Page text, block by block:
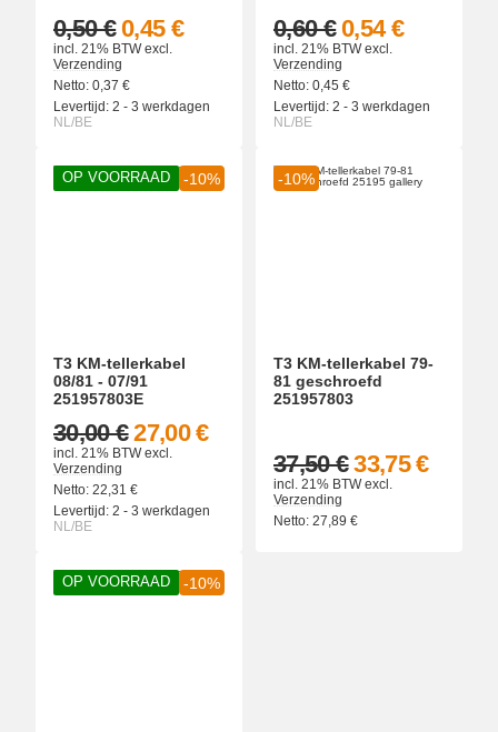
0,45 €
0,50 €
incl. 21% BTWexcl.
Verzending
Netto: 0,37 €
Levertijd: 2 - 3 werkdagen
NL/BE
0,54 €
0,60 €
incl. 21% BTWexcl.
Verzending
Netto: 0,45 €
Levertijd: 2 - 3 werkdagen
NL/BE
OP VOORRAAD -10%
T3 KM-tellerkabel
08/81 - 07/91
251957803E
27,00 €
30,00 €
incl. 21% BTWexcl.
Verzending
Netto: 22,31 €
Levertijd: 2 - 3 werkdagen
NL/BE
-10%
T3 KM-tellerkabel 79-
81 geschroefd
251957803
33,75 €
37,50 €
incl. 21% BTWexcl.
Verzending
Netto: 27,89 €
OP VOORRAAD -10%